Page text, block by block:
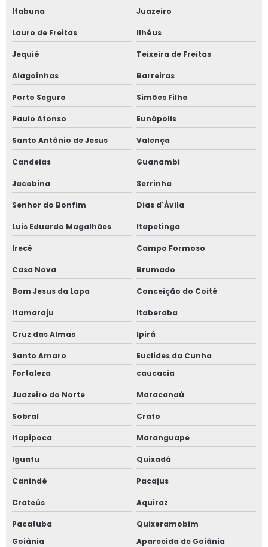
Placa de precificação para comércio
Placa de preço para sacolão
Placa de preço para supermercados
Placas de comércio
Placas para padaria
Placas para supermercado
Placas para varejo
Precificador de comércio
Precificador para açougues
Precificador para drogarias
Precificador para padarias
Precificador para supermercados
Itabuna Juazeiro
Lauro de Freitas Ilhéus
Jequié Teixeira de Freitas
Alagoinhas Barreiras
Porto Seguro Simões Filho
Paulo Afonso Eunápolis
Santo Antônio de Jesus Valença
Candeias Guanambi
Jacobina Serrinha
Senhor do Bonfim Dias d'Ávila
Luís Eduardo Magalhães Itapetinga
Irecê Campo Formoso
Casa Nova Brumado
Bom Jesus da Lapa Conceição do Coité
Itamaraju Itaberaba
Cruz das Almas Ipirá
Santo Amaro
Euclides da Cunha
Fortaleza
caucacia
Juazeiro do Norte Maracanaú
Sobral Crato
Itapipoca Maranguape
Iguatu Quixadá
Canindé Pacajus
Crateús Aquiraz
Pacatuba
Quixeramobim
Goiânia
Aparecida de Goiânia